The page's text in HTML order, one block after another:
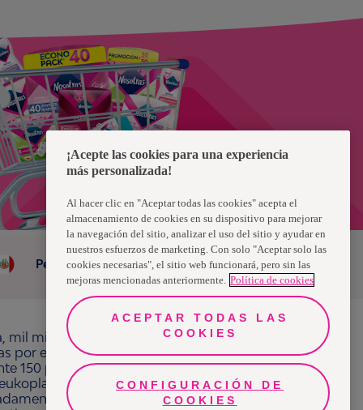
ChatFacebook
Peru
millones de personas, en todo el mundo,
por el bienestar en beneficio de consumidores,
150 países bajo las principales marcas
Libero, Libresse, Lotus, Modibodi,
13 mil millones de euros y empleó a
¡Acepte las cookies para una experiencia
más personalizada!
Al hacer clic en "Aceptar todas las cookies" acepta el
almacenamiento de cookies en su dispositivo para mejorar
la navegación del sitio, analizar el uso del sitio y ayudar en
nuestros esfuerzos de marketing. Con solo "Aceptar solo las
cookies necesarias", el sitio web funcionará, pero sin las
mejoras mencionadas anteriormente. Política de cookies
ACEPTAR TODAS LAS
COOKIES
CONFIGURACIÓN DE
COOKIES